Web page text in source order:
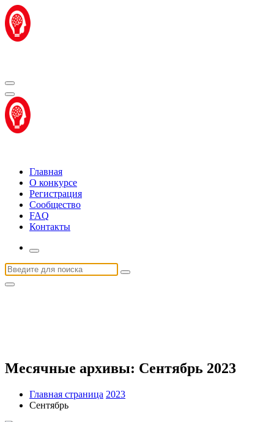
Перейти
к
содержимому
Главная
О конкурсе
Регистрация
Сообщество
FAQ
Контакты
Искать:
Месячные архивы: Сентябрь 2023
Главная страница 2023
Сентябрь